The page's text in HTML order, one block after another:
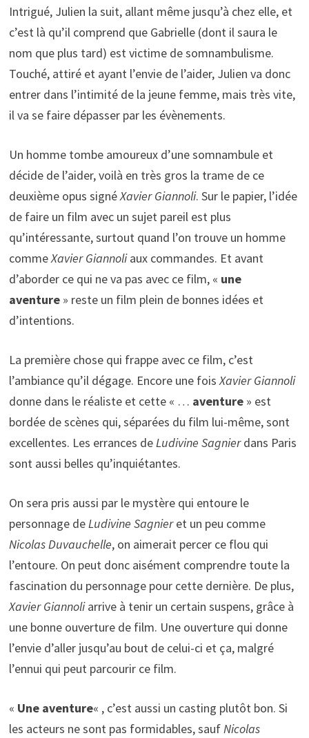
Intrigué, Julien la suit, allant même jusqu’à chez elle, et
c’est là qu’il comprend que Gabrielle (dont il saura le
nom que plus tard) est victime de somnambulisme.
Touché, attiré et ayant l’envie de l’aider, Julien va donc
entrer dans l’intimité de la jeune femme, mais très vite,
il va se faire dépasser par les évènements.
Un homme tombe amoureux d’une somnambule et
décide de l’aider, voilà en très gros la trame de ce
deuxième opus signéXavier Giannoli. Sur le papier, l’idée
de faire un film avec un sujet pareil est plus
qu’intéressante, surtout quand l’on trouve un homme
commeXavier Giannoliaux commandes. Et avant
d’aborder ce qui ne va pas avec ce film, « une
aventure» reste un film plein de bonnes idées et
d’intentions.
La première chose qui frappe avec ce film, c’est
l’ambiance qu’il dégage. Encore une foisXavier Giannoli
donne dans le réaliste et cette « … aventure» est
bordée de scènes qui, séparées du film lui-même, sont
excellentes. Les errances deLudivine Sagnierdans Paris
sont aussi belles qu’inquiétantes.
On sera pris aussi par le mystère qui entoure le
personnage deLudivine Sagnieret un peu comme
Nicolas Duvauchelle, on aimerait percer ce flou qui
l’entoure. On peut donc aisément comprendre toute la
fascination du personnage pour cette dernière. De plus,
Xavier Giannoliarrive à tenir un certain suspens, grâce à
une bonne ouverture de film. Une ouverture qui donne
l’envie d’aller jusqu’au bout de celui-ci et ça, malgré
l’ennui qui peut parcourir ce film.
« Une aventure« , c’est aussi un casting plutôt bon. Si
les acteurs ne sont pas formidables, saufNicolas